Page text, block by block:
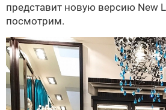
представит новую версию New
посмотрим.